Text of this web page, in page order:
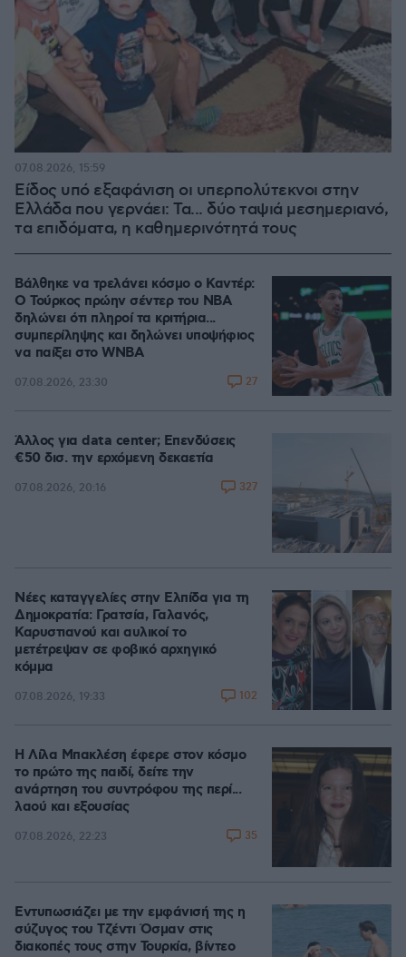
Είδος υπό εξαφάνιση οι υπερπολύτεκνοι στην
Ελλάδα που γερνάει: Τα... δύο ταψιά μεσημεριανό,
τα επιδόματα, η καθημερινότητά τους
07.08.2026, 15:59
Βάλθηκε να τρελάνει κόσμο ο Καντέρ:
Ο Τούρκος πρώην σέντερ του NBA
δηλώνει ότι πληροί τα κριτήρια...
συμπερίληψης και δηλώνει υποψήφιος
να παίξει στο WNBA
07.08.2026, 23:30 27
Άλλος για data center; Επενδύσεις
€50 δισ. την ερχόμενη δεκαετία
07.08.2026, 20:16 327
Νέες καταγγελίες στην Ελπίδα για τη
Δημοκρατία: Γρατσία, Γαλανός,
Καρυστιανού και αυλικοί το
μετέτρεψαν σε φοβικό αρχηγικό
κόμμα
07.08.2026, 19:33 102
Η Λίλα Μπακλέση έφερε στον κόσμο
το πρώτο της παιδί, δείτε την
ανάρτηση του συντρόφου της περί...
λαού και εξουσίας
07.08.2026, 22:23 35
Εντυπωσιάζει με την εμφάνισή της η
σύζυγος του Τζέντι Όσμαν στις
διακοπές τους στην Τουρκία, βίντεο